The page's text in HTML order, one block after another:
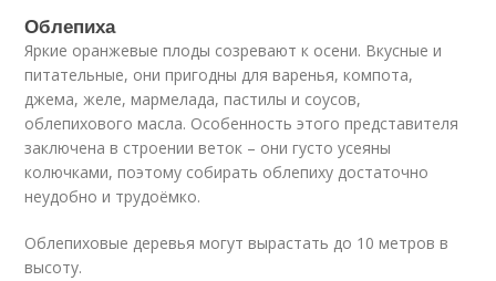
Облепиха
Яркие оранжевые плоды созревают к осени. Вкусные и
питательные, они пригодны для варенья, компота,
джема, желе, мармелада, пастилы и соусов,
облепихового масла. Особенность этого представителя
заключена в строении веток – они густо усеяны
колючками, поэтому собирать облепиху достаточно
неудобно и трудоёмко.
Облепиховые деревья могут вырастать до 10 метров в
высоту.